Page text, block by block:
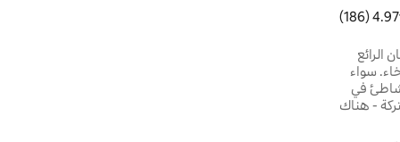
4.97 من 5، 186 مراجعات4.97 (186)
الرائع
سواء
في
- هناك
الشقة